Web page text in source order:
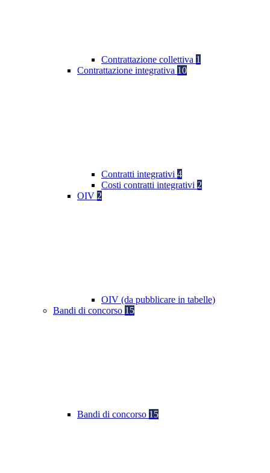
Contrattazione collettiva 1
Contrattazione integrativa 10
Contratti integrativi 4
Costi contratti integrativi 2
OIV 2
OIV (da pubblicare in tabelle)
Bandi di concorso 15
Bandi di concorso 15